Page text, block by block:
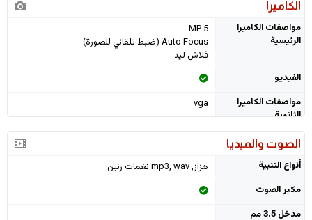
الكاميرا
مواصفات الكاميرا
الرئيسية
5 MP
Auto Focus (ضبط تلقائي للصورة)
فلاش ليد
الفيديو
مواصفات الكاميرا
الثانوية
vga
الصوت والميديا
أنواع التنبية
هزاز, mp3, wav نغمات رنين
مكبر الصوت
مدخل 3.5 مم